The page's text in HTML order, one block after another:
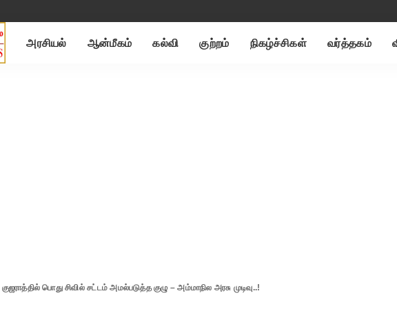
அரசியல் ஆன்மீகம் கல்வி குற்றம் நிகழ்ச்சிகள் வர்த்தகம்
குஜராத்தில் பொது சிவில் சட்டம் அமல்படுத்த குழு – அம்மாநில அரசு முடிவு..!